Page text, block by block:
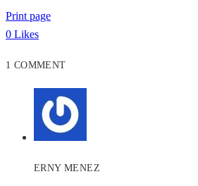
Print page
0 Likes
1 COMMENT
ERNY MENEZ